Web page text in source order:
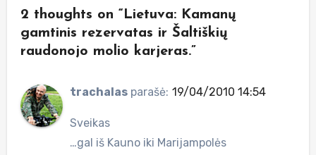
2 thoughts on “Lietuva: Kamanų
gamtinis rezervatas ir Šaltiškių
raudonojo molio karjeras.”
trachalas parašė: 19/04/2010 14:54
Sveikas
…gal iš Kauno iki Marijampolės